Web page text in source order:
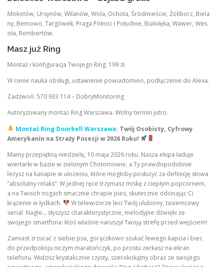
Mokotów, Ursynów, Wilanów, Wola, Ochota, Śródmieście, Żoliborz, Biela
ny, Bemowo, Targówek, Praga Północ i Południe, Białołęka, Wawer, Wes
oła, Rembertów.
Masz już Ring
Montaż i konfiguracja Twojego Ring: 199 zł.
W cenie nauka obsługi, ustawienie powiadomień, podłączenie do Alexa.
Zadzwoń: 570 933 114 – DobryMonitoring
Autoryzowany montaż Ring Warszawa. Wolny termin jutro.
Montaż Ring Doorbell Warszawa: Twój Osobisty, Cyfrowy
Amerykanin na Straży Posesji w 2026 Roku!
Mamy przepiękną niedzielę, 10 maja 2026 roku. Nasza ekipa ładuje
wiertarki w bazie w zielonym Chotomowie, a Ty prawdopodobnie
leżysz na kanapie w ułożeniu, które mogłoby posłużyć za definicję słowa
“absolutny relaks”. W jednej ręce trzymasz miskę z ciepłym popcornem,
a na Twoich nogach smacznie chrapie pies, skutecznie odcinając Ci
krążenie w łydkach.
W telewizorze leci Twój ulubiony, tasiemcowy
serial. Nagle… słyszysz charakterystyczne, melodyjne dźwięki ze
swojego smartfona: ktoś właśnie naruszył Twoją strefę przed wejściem!
Zamiast zrzucać z siebie psa, gorączkowo szukać lewego kapcia i biec
do przedpokoju niczym maratończyk, po prostu zerkasz na ekran
telefonu. Widzisz krystalicznie czysty, szerokokątny obraz ze swojego